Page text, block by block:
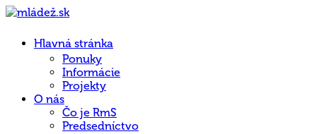
Hlavná stránka
Ponuky
Informácie
Projekty
O nás
Čo je RmS
Predsedníctvo